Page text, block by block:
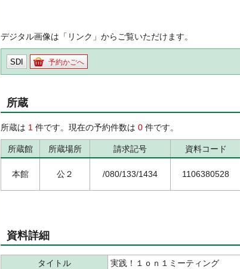
デジタル画像は「リンク」からご覧いただけます。
SDI 予約かごへ
所蔵
所蔵は 1 件です。現在の予約件数は 0 件です。
所蔵館 所蔵場所 請求記号 資料コード
本館 公２ /080/133/1434 1106380528
資料詳細
タイトル 実践！１ｏｎ１ミーティング